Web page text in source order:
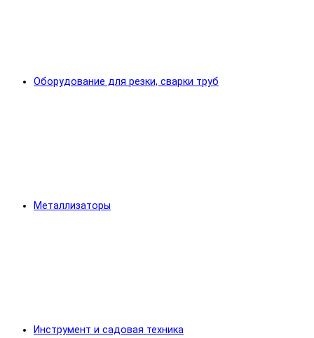
Оборудование для резки, сварки труб
Металлизаторы
Инструмент и садовая техника